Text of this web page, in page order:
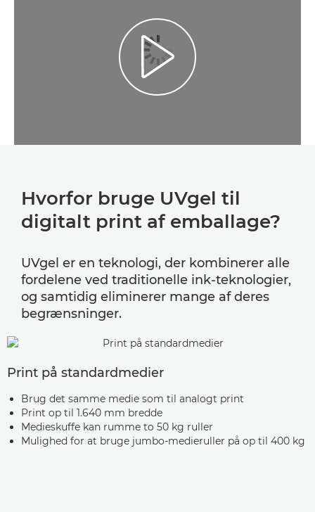
Play Video
Hvorfor bruge UVgel til
digitalt print af emballage?
UVgel er en teknologi, der kombinerer alle
fordelene ved traditionelle ink-teknologier,
og samtidig eliminerer mange af deres
begrænsninger.
Print på standardmedier
Brug det samme medie som til analogt print
Print op til 1.640 mm bredde
Medieskuffe kan rumme to 50 kg ruller
Mulighed for at bruge jumbo-medieruller på op til 400 kg